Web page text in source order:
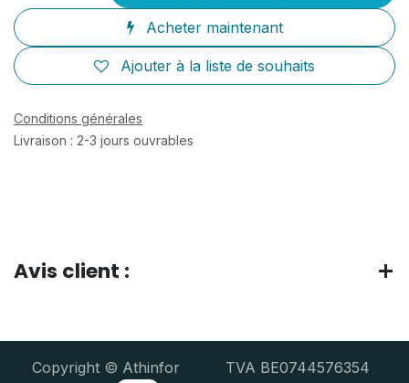
Acheter maintenant
Ajouter à la liste de souhaits
Conditions générales
Livraison : 2-3 jours ouvrables
Avis client :
Copyright © Athinfor TVA BE0744576354